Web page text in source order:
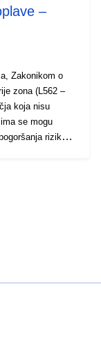
–
Zakonikom o
zona (L562 –
koja nisu
se mogu
rizika.